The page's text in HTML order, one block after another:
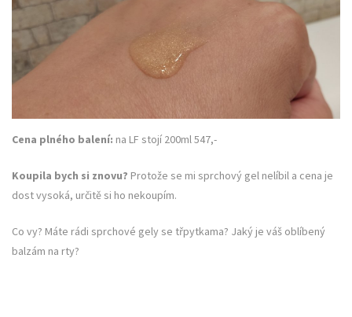
Cena plného balení: na LF stojí 200ml 547,-
Koupila bych si znovu? Protože se mi sprchový gel nelíbil a cena je
dost vysoká, určitě si ho nekoupím.
Co vy? Máte rádi sprchové gely se třpytkama? Jaký je váš oblíbený
balzám na rty?